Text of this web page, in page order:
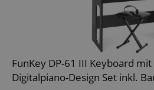
FunKey DP-61 III Keyboard
Digitalpiano-Design Set inkl.
Datenschutzerklärung